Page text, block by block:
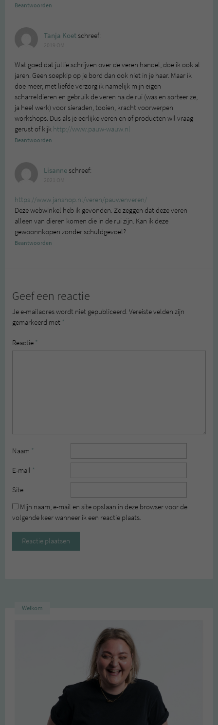
Beantwoorden
Tanja Koetschreef:
Wat goed dat jullie schrijven over de veren handel, doe ik ook al
jaren. Geen soepkip op je bord dan ook niet in je haar. Maar ik
doe meer, met liefde verzorg ik namelijk mijn eigen
scharreldieren en gebruik de veren na de rui (was en sorteer ze,
ja heel werk) voor sieraden, tooien, kracht voorwerpen
workshops. Dus als je eerlijke veren en of producten wil vraag
gerust of kijk http://www.pauw-wauw.nl
Beantwoorden
Lisanneschreef:
https://www.janshop.nl/veren/pauwenveren/
Deze webwinkel heb ik gevonden. Ze zeggen dat deze veren
alleen van dieren komen die in de rui zijn. Kan ik deze
gewoonnkopen zonder schuldgevoel?
Beantwoorden
Geef een reactie
Je e-mailadres wordt niet gepubliceerd. Vereiste velden zijn
gemarkeerd met *
Reactie *
Naam *
E-mail *
Site
Mijn naam, e-mail en site opslaan in deze browser voor de
volgende keer wanneer ik een reactie plaats.
Welkom